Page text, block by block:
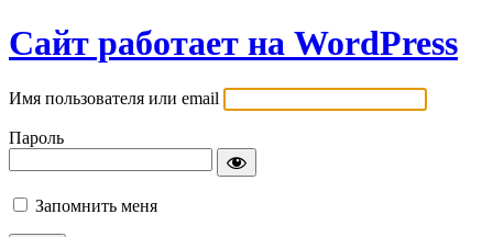
Сайт работает на WordPress
Имя пользователя или email
Пароль
Запомнить меня